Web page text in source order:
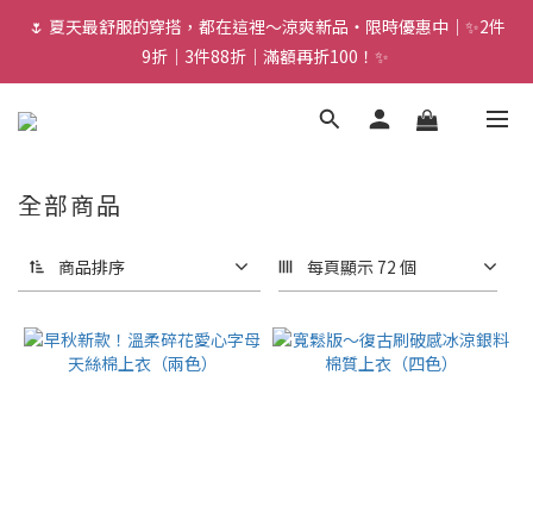
🌷 夏天最舒服的穿搭，都在這裡～涼爽新品・限時優惠中｜✨2件
9折｜3件88折｜滿額再折100！✨
全部商品
商品排序 每頁顯示 72 個